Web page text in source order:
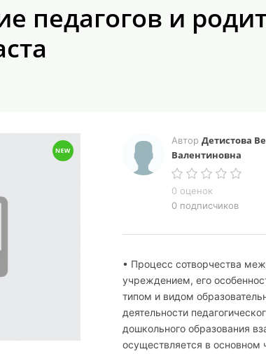
педагогов и
Автор Детистова
Валентиновна
0 оценок
0 подписчиков
• Процесс сотворчества
учреждением, его
типом и видом
деятельности
дошкольного образования
осуществляется в основном